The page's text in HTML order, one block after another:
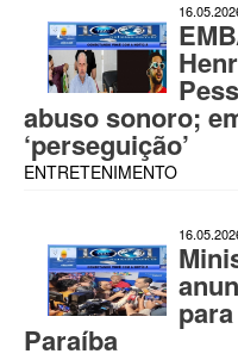
abuso sonoro;
‘perseguição’
ENTRETENIMENTO
Paraíba